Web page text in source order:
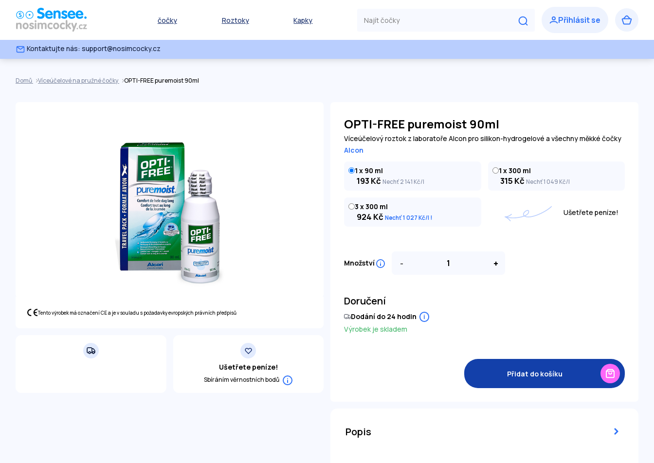
čočky Roztoky Kapky
Kontaktujte nás: support@nosimcocky.cz
Domů Víceúčelové na pružné čočky OPTI-FREE puremoist 90ml
Tento výrobek má označení CE a je v souladu s požadavky evropských právních předpisů
Ušetřete peníze!
Sbíráním věrnostních bodů
OPTI-FREE puremoist 90ml
Víceúčelový roztok z laboratoře Alcon pro silikon-hydrogelové a všechny měkké čočky
Alcon
1 x 90 ml
193 Kč Nechť 2 141 Kč/l
1 x 300 ml
315 Kč Nechť 1 049 Kč/l
3 x 300 ml
924 Kč Nechť 1 027 Kč/l
Ušetřete peníze!
Množství - +
Doručení
Výrobek je skladem
Dodání do 24 hodin i
Přidat do košíku
Popis